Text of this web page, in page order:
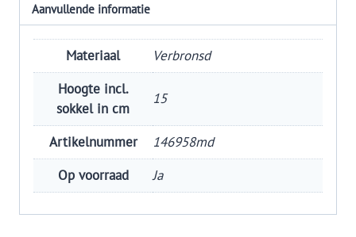
Aanvullende informatie
Materiaal
Verbronsd
Hoogte incl.
sokkel in cm
15
Artikelnummer
146958md
Op voorraad
Ja